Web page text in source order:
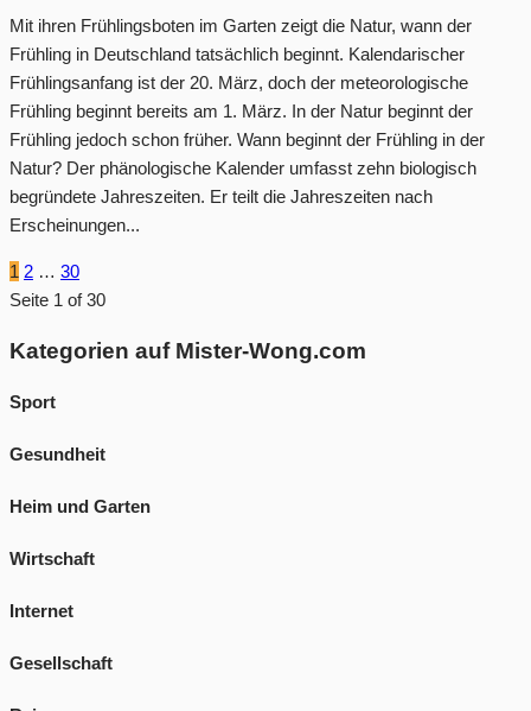
Mit ihren Frühlingsboten im Garten zeigt die Natur, wann der
Frühling in Deutschland tatsächlich beginnt. Kalendarischer
Frühlingsanfang ist der 20. März, doch der meteorologische
Frühling beginnt bereits am 1. März. In der Natur beginnt der
Frühling jedoch schon früher. Wann beginnt der Frühling in der
Natur? Der phänologische Kalender umfasst zehn biologisch
begründete Jahreszeiten. Er teilt die Jahreszeiten nach
Erscheinungen...
1 2 … 30
Seite 1 of 30
Kategorien auf Mister-Wong.com
Sport
Gesundheit
Heim und Garten
Wirtschaft
Internet
Gesellschaft